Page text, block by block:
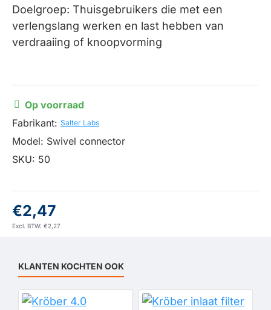
Doelgroep: Thuisgebruikers die met een
verlengslang werken en last hebben van
verdraaiing of knoopvorming
Op voorraad
Fabrikant: Salter Labs
Model: Swivel connector
SKU: 50
€2,47
Excl. BTW: €2,27
KLANTEN KOCHTEN OOK